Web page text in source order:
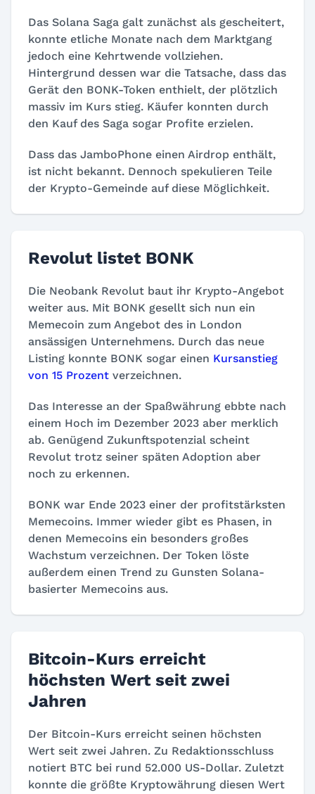
Das Solana Saga galt zunächst als gescheitert,
konnte etliche Monate nach dem Marktgang
jedoch eine Kehrtwende vollziehen.
Hintergrund dessen war die Tatsache, dass das
Gerät den BONK-Token enthielt, der plötzlich
massiv im Kurs stieg. Käufer konnten durch
den Kauf des Saga sogar Profite erzielen.
Dass das JamboPhone einen Airdrop enthält,
ist nicht bekannt. Dennoch spekulieren Teile
der Krypto-Gemeinde auf diese Möglichkeit.
Revolut listet BONK
Die Neobank Revolut baut ihr Krypto-Angebot
weiter aus. Mit BONK gesellt sich nun ein
Memecoin zum Angebot des in London
ansässigen Unternehmens. Durch das neue
Listing konnte BONK sogar einen Kursanstieg
von 15 Prozent verzeichnen.
Das Interesse an der Spaßwährung ebbte nach
einem Hoch im Dezember 2023 aber merklich
ab. Genügend Zukunftspotenzial scheint
Revolut trotz seiner späten Adoption aber
noch zu erkennen.
BONK war Ende 2023 einer der profitstärksten
Memecoins. Immer wieder gibt es Phasen, in
denen Memecoins ein besonders großes
Wachstum verzeichnen. Der Token löste
außerdem einen Trend zu Gunsten Solana-
basierter Memecoins aus.
Bitcoin-Kurs erreicht
höchsten Wert seit zwei
Jahren
Der Bitcoin-Kurs erreicht seinen höchsten
Wert seit zwei Jahren. Zu Redaktionsschluss
notiert BTC bei rund 52.000 US-Dollar. Zuletzt
konnte die größte Kryptowährung diesen Wert